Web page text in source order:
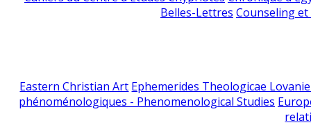
Belles-Lettres Counseling
Eastern Christian Art Ephemerides Theologicae
phénoménologiques - Phenomenological Studies